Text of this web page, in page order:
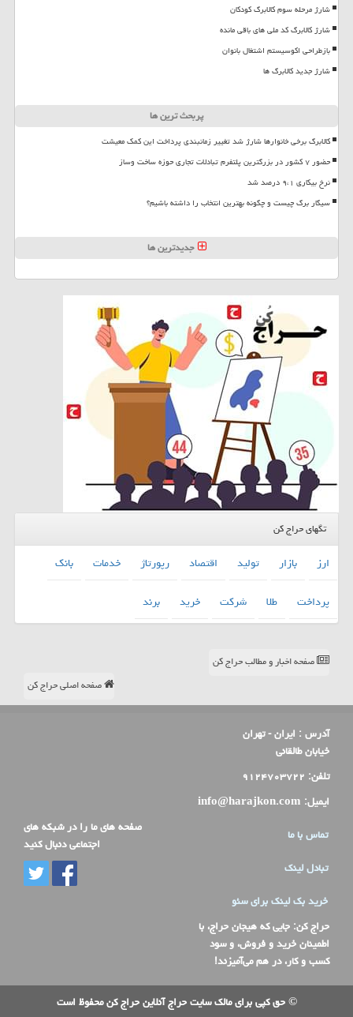
شارژ مرحله سوم کالابرگ کودکان
شارژ کالابرگ کد ملی های باقی مانده
بازطراحی اکوسیستم اشتغال بانوان
شارژ جدید کالابرگ ها
پربحث ترین ها
کالابرگ برخی خانوارها شارژ شد تغییر زمانبندی پرداخت این کمک معیشت
حضور ۷ کشور در بزرگترین پلتفرم تبادلات تجاری حوزه ساخت وساز
نرخ بیکاری ۹،۱ درصد شد
سیگار برگ چیست و چگونه بهترین انتخاب را داشته باشیم؟
جدیدترین ها
تگهای حراج کن
ارز بازار تولید اقتصاد رپورتاژ خدمات
بانك
پرداخت
طلا شركت خرید برند
صفحه اخبار و مطالب حراج کن
صفحه اصلی حراج کن
آدرس : ایران - تهران
خیابان طالقانی
تلفن: ۹۱۲۴۷۰۳۷۲۲
ایمیل: info@harajkon.com
تماس با ما
تبادل لینک
خرید بک لینک برای سئو
حراج کن: جایی که هیجان حراج، با
اطمینان خرید و فروش، و سود
کسب و کار، در هم می‌آمیزند!
صفحه های ما را در شبکه های
اجتماعی دنبال کنید
© حق کپی برای مالک سایت حراج آنلاین حراج کن محفوظ است